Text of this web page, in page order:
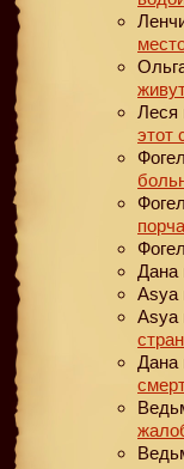
Леся
этот
порча
Дана
Asya
Asya
Дана